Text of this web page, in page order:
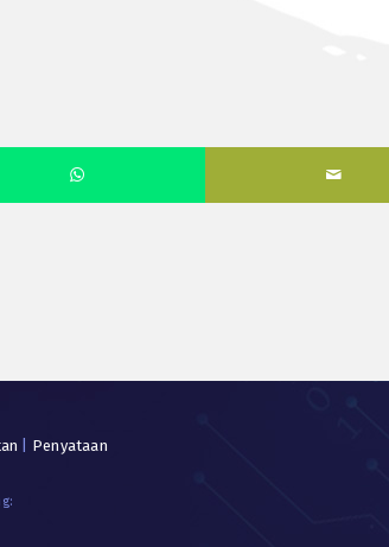
Penyataan